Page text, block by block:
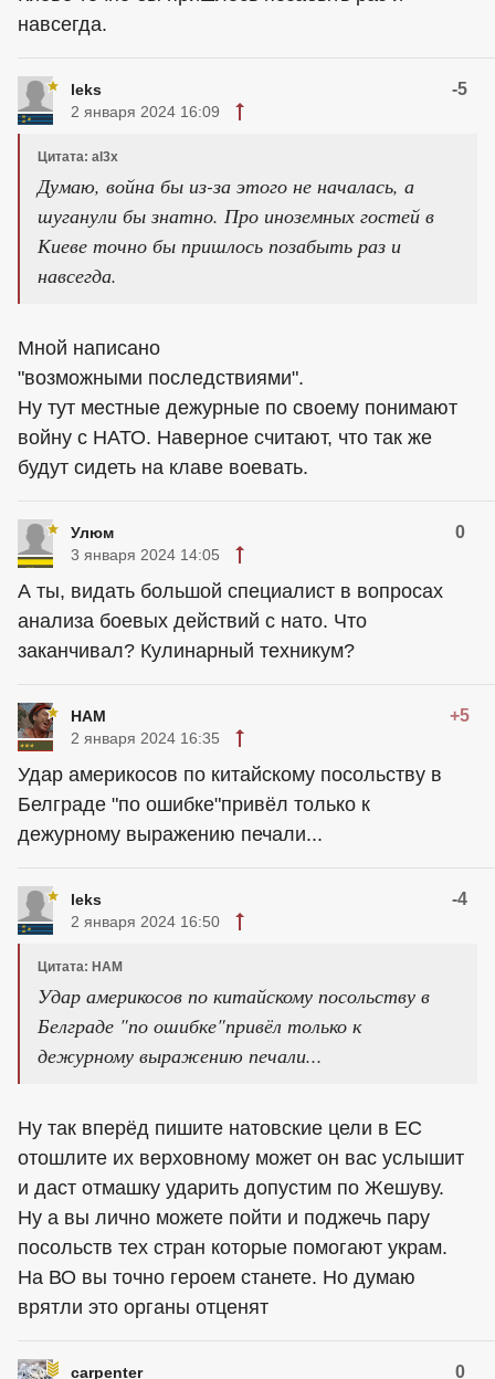
навсегда.
leks -5
2 января 2024 16:09
Цитата: al3x
Думаю, война бы из-за этого не началась, а
шуганули бы знатно. Про иноземных гостей в
Киеве точно бы пришлось позабыть раз и
навсегда.
Мной написано
"возможными последствиями".
Ну тут местные дежурные по своему понимают
войну с НАТО. Наверное считают, что так же
будут сидеть на клаве воевать.
Улюм 0
3 января 2024 14:05
А ты, видать большой специалист в вопросах
анализа боевых действий с нато. Что
заканчивал? Кулинарный техникум?
HAM +5
2 января 2024 16:35
Удар америкосов по китайскому посольству в
Белграде "по ошибке"привёл только к
дежурному выражению печали...
leks -4
2 января 2024 16:50
Цитата: HAM
Удар америкосов по китайскому посольству в
Белграде "по ошибке"привёл только к
дежурному выражению печали...
Ну так вперёд пишите натовские цели в ЕС
отошлите их верховному может он вас услышит
и даст отмашку ударить допустим по Жешуву.
Ну а вы лично можете пойти и поджечь пару
посольств тех стран которые помогают украм.
На ВО вы точно героем станете. Но думаю
врятли это органы отценят
carpenter 0